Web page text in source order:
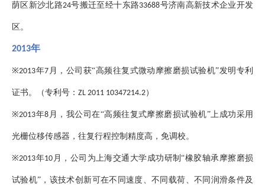
荫区新沙北路24号搬迁至经十东路33688号济南高新技术企业开发
区。
2013年
※2013年7 月，公司获“高频往复式微动摩擦磨损试验机”发明专利
证书。（专利号： ZL 2011 10347214.2）
※2013年8 月，我公司在“高频往复式摩擦磨损试验机”上成功采用
光栅位移传感器，往复行程控制精度高，免调校。
※2013年10 月，公司为上海交通大学成功研制“橡胶轴承摩擦磨损
试验机”，该技术创新可在不同速度、不同载荷、不同润滑条件及